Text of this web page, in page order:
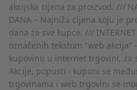
akcijska cijena za proizvod. ///
DANA – Najniža cijena koju je
dana za sve kupce. ///
označenih tekstom "web akcija"
kupovinu u internet trgovini, za
Akcije, popusti i kuponi se
trgovinama i web trgovini se